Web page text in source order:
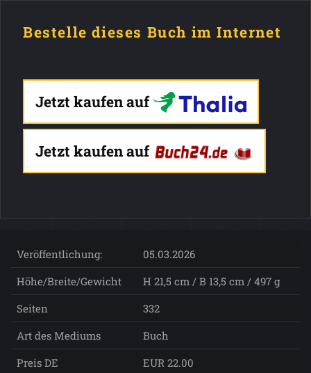
Bestelle dieses Buch im Internet
Jetzt kaufen auf
Jetzt kaufen auf
Veröffentlichung:
05.03.2026
Höhe/Breite/Gewicht
H 21,5 cm / B 13,5 cm / 497 g
Seiten
332
Art des Mediums
Buch
Preis DE
EUR 22.00